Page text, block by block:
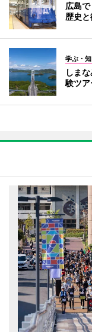
広島
歴史
学ぶ・
しま
験ツア